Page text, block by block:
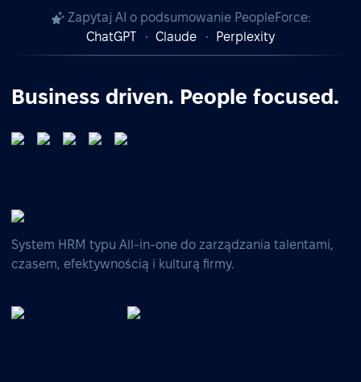
Zapytaj AI o podsumowanie PeopleForce:
ChatGPT
Claude Perplexity
Business driven. People focused.
System HRM typu All-in-one do zarządzania talentami,
czasem, efektywnością i kulturą firmy.